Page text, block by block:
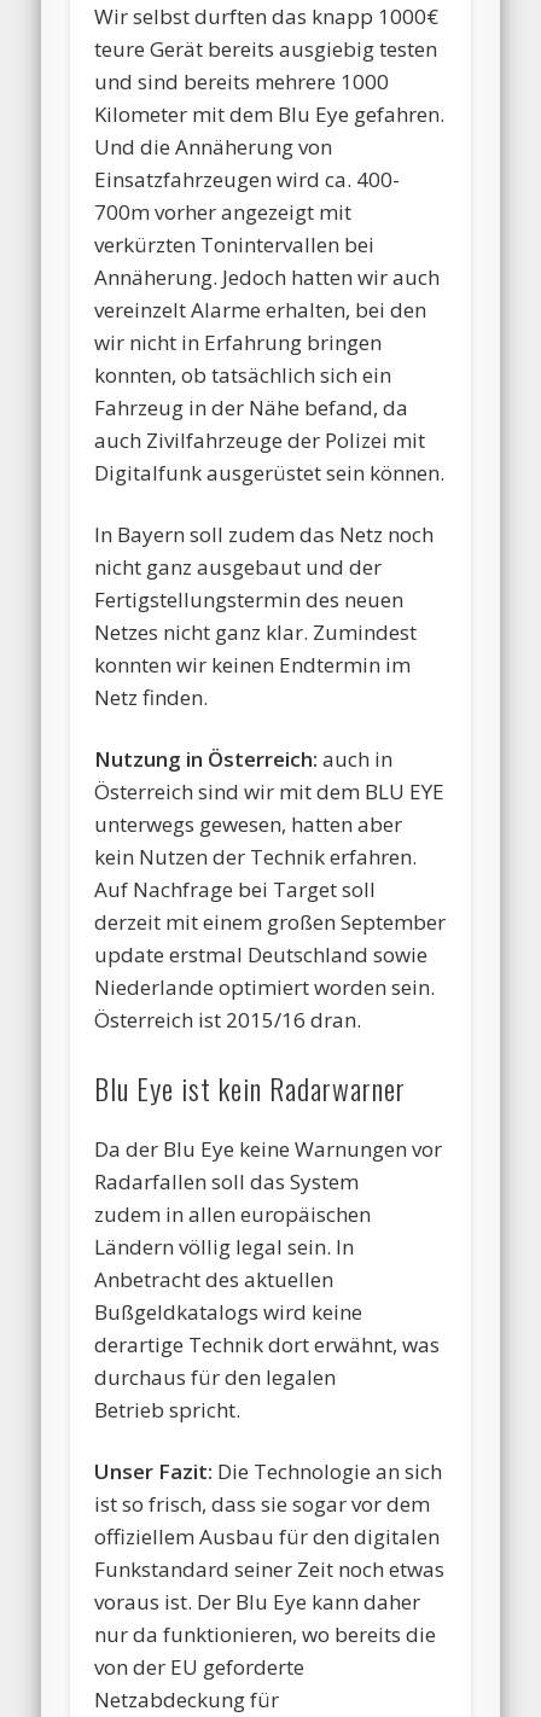
Wir selbst durften das knapp 1000€
teure Gerät bereits ausgiebig testen
und sind bereits mehrere 1000
Kilometer mit dem Blu Eye gefahren.
Und die Annäherung von
Einsatzfahrzeugen wird ca. 400-
700m vorher angezeigt mit
verkürzten Tonintervallen bei
Annäherung. Jedoch hatten wir auch
vereinzelt Alarme erhalten, bei den
wir nicht in Erfahrung bringen
konnten, ob tatsächlich sich ein
Fahrzeug in der Nähe befand, da
auch Zivilfahrzeuge der Polizei mit
Digitalfunk ausgerüstet sein können.
In Bayern soll zudem das Netz noch
nicht ganz ausgebaut und der
Fertigstellungstermin des neuen
Netzes nicht ganz klar. Zumindest
konnten wir keinen Endtermin im
Netz finden.
Nutzung in Österreich: auch in
Österreich sind wir mit dem BLU EYE
unterwegs gewesen, hatten aber
kein Nutzen der Technik erfahren.
Auf Nachfrage bei Target soll
derzeit mit einem großen September
update erstmal Deutschland sowie
Niederlande optimiert worden sein.
Österreich ist 2015/16 dran.
Blu Eye ist kein Radarwarner
Da der Blu Eye keine Warnungen vor
Radarfallen soll das System
zudem in allen europäischen
Ländern völlig legal sein. In
Anbetracht des aktuellen
Bußgeldkatalogs wird keine
derartige Technik dort erwähnt, was
durchaus für den legalen
Betrieb spricht.
Unser Fazit: Die Technologie an sich
ist so frisch, dass sie sogar vor dem
offiziellem Ausbau für den digitalen
Funkstandard seiner Zeit noch etwas
voraus ist. Der Blu Eye kann daher
nur da funktionieren, wo bereits die
von der EU geforderte
Netzabdeckung für